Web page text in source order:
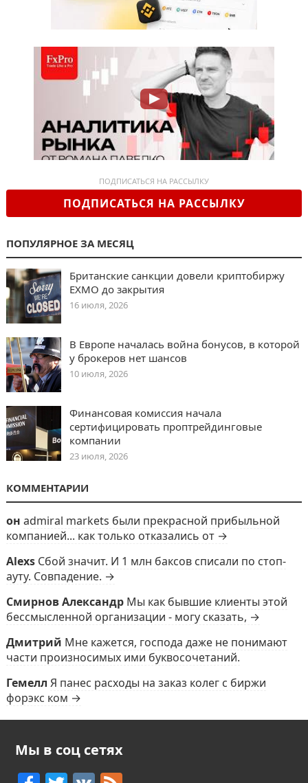
ПОДПИСАТЬСЯ НА РАССЫЛКУ
ПОДПИСАТЬСЯ НА РАССЫЛКУ
ПОПУЛЯРНОЕ ЗА МЕСЯЦ
Британские санкции довели криптобиржу
EXMO до закрытия
16 июля, 2026
В Европе началась война бонусов, в которой
у брокеров нет шансов
10 июля, 2026
Финансовая комиссия начала
сертифицировать проптрейдинговые
компании
23 июля, 2026
КОММЕНТАРИИ
он admiral markets были прекрасной прибыльной
компанией... как только отказались от →
Alexs Сбой значит. И 1 млн баксов списали по стоп-
ауту. Совпадение. →
Смирнов Александр Мы как бывшие клиенты этой
бессмысленной организации - могу сказать, →
Дмитрий Мне кажется, господа даже не понимают
части произносимых ими буквосочетаний.
Гемелл Я панес расходы на заказ колег с биржи
форэкс ком →
Мы в соц сетях